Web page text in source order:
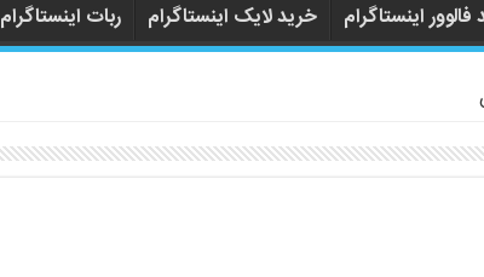
اینستاگرام خرید لایک اینستاگرام ربات اینستاگرام